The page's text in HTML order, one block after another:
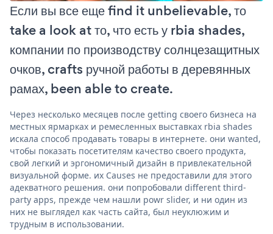
Если вы все еще find it unbelievable, то
take a look at то, что есть у rbia shades,
компании по производству солнцезащитных
очков, crafts ручной работы в деревянных
рамах, been able to create.
Через несколько месяцев после getting своего бизнеса на
местных ярмарках и ремесленных выставках rbia shades
искала способ продавать товары в интернете. они wanted,
чтобы показать посетителям качество своего продукта,
свой легкий и эргономичный дизайн в привлекательной
визуальной форме. их Causes не предоставили для этого
адекватного решения. они попробовали different third-
party apps, прежде чем нашли powr slider, и ни один из
них не выглядел как часть сайта, был неуклюжим и
трудным в использовании.